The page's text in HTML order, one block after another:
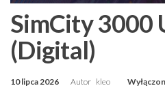
SimCity 3000
(Digital)
10 lipca 2026 Autor kleo